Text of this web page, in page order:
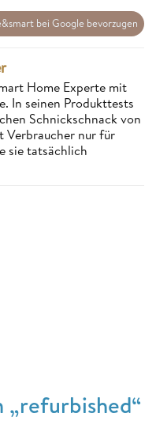
bei Google bevorzugen
Home Experte mit
In seinen Produkttests
Schnickschnack von
Verbraucher nur für
sie tatsächlich
„refurbished“